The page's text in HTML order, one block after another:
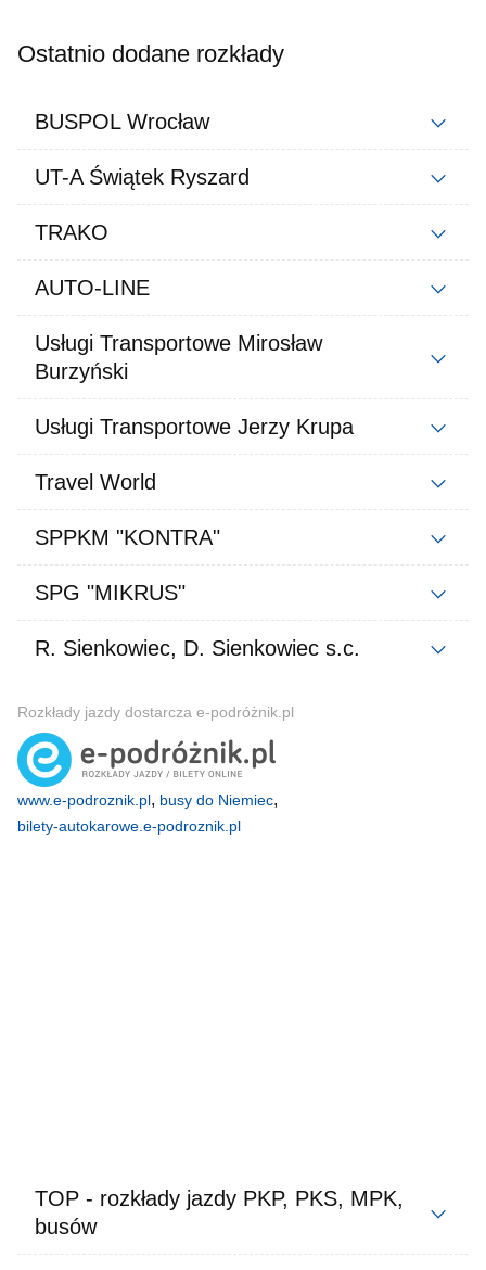
Ostatnio dodane rozkłady
BUSPOL Wrocław
UT-A Świątek Ryszard
TRAKO
AUTO-LINE
Usługi Transportowe Mirosław
Burzyński
Usługi Transportowe Jerzy Krupa
Travel World
SPPKM "KONTRA"
SPG "MIKRUS"
R. Sienkowiec, D. Sienkowiec s.c.
Rozkłady jazdy dostarcza e-podróżnik.pl
www.e-podroznik.pl, busy do Niemiec,
bilety-autokarowe.e-podroznik.pl
TOP - rozkłady jazdy PKP, PKS, MPK,
busów